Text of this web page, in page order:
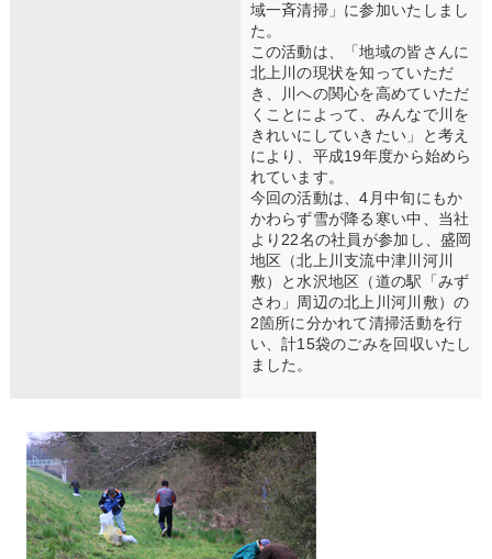
域一斉清掃」に参加いたしまし
た。
この活動は、「地域の皆さんに
北上川の現状を知っていただ
き、川への関心を高めていただ
くことによって、みんなで川を
きれいにしていきたい」と考え
により、平成19年度から始めら
れています。
今回の活動は、4月中旬にもか
かわらず雪が降る寒い中、当社
より22名の社員が参加し、盛岡
地区（北上川支流中津川河川
敷）と水沢地区（道の駅「みず
さわ」周辺の北上川河川敷）の
2箇所に分かれて清掃活動を行
い、計15袋のごみを回収いたし
ました。